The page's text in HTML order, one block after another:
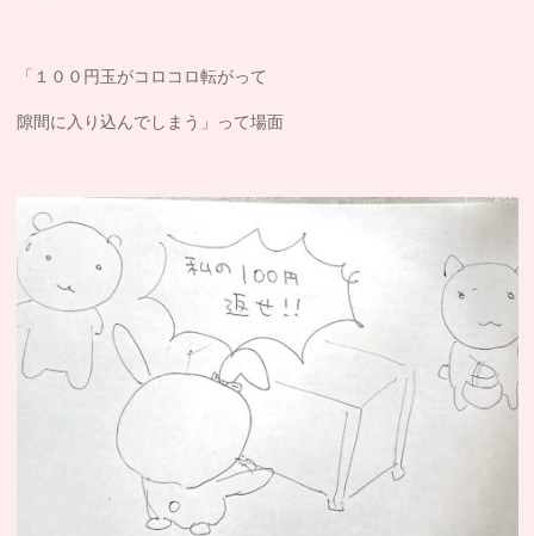
「１００円玉がコロコロ転がって
隙間に入り込んでしまう」って場面